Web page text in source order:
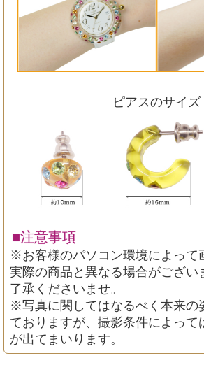
ピアスのサイズ
■注意事項
※お客様のパソコン環境によって
実際の商品と異なる場合がござい
了承くださいませ。
※写真に関してはなるべく本来の
ておりますが、撮影条件によって
が出てまいります。